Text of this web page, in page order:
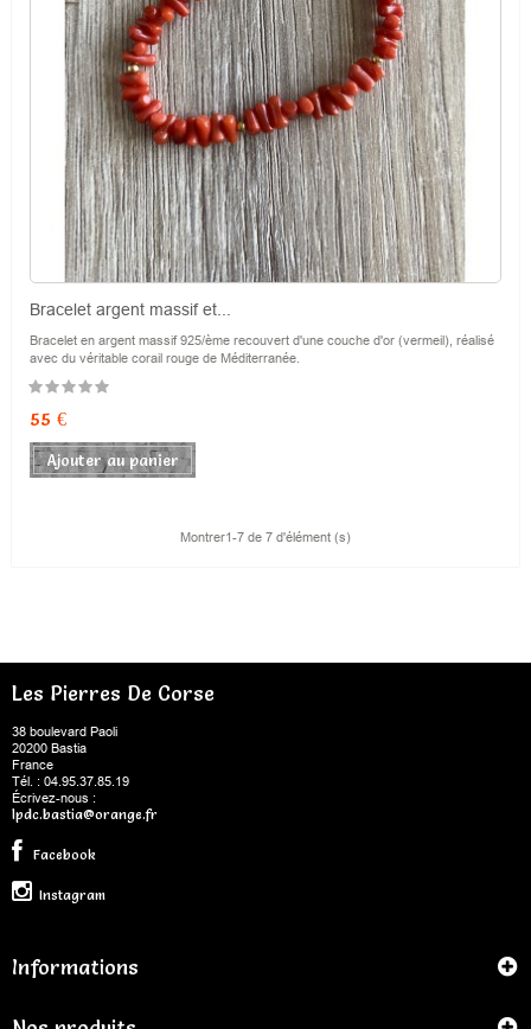
Bracelet argent massif et...
Bracelet en argent massif 925/ème recouvert d'une couche d'or (vermeil), réalisé
avec du véritable corail rouge de Méditerranée.
Prix
55 €
Ajouter au panier
Montrer1-7 de 7 d'élément (s)
Les Pierres De Corse
38 boulevard Paoli
20200 Bastia
France
Tél. : 04.95.37.85.19
Écrivez-nous :
lpdc.bastia@orange.fr
Facebook
Instagram
Informations